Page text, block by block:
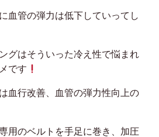
血管の弾力は低下していってし
グはそういった冷え性で悩まれ
です
血行改善、血管の弾力性向上の
用のベルトを手足に巻き、加圧